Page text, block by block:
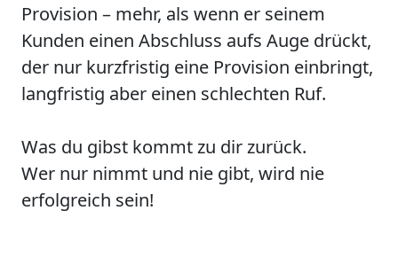
Provision – mehr, als wenn er seinem
Kunden einen Abschluss aufs Auge drückt,
der nur kurzfristig eine Provision einbringt,
langfristig aber einen schlechten Ruf.
Was du gibst kommt zu dir zurück.
Wer nur nimmt und nie gibt, wird nie
erfolgreich sein!